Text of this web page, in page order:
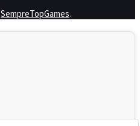
SempreTopGames.